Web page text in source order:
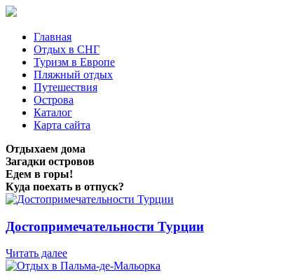
Главная
Отдых в СНГ
Туризм в Европе
Пляжный отдых
Путешествия
Острова
Каталог
Карта сайта
Отдыхаем дома
Загадки островов
Едем в горы!
Куда поехать в отпуск?
Достопримечательности Турции
Читать далее